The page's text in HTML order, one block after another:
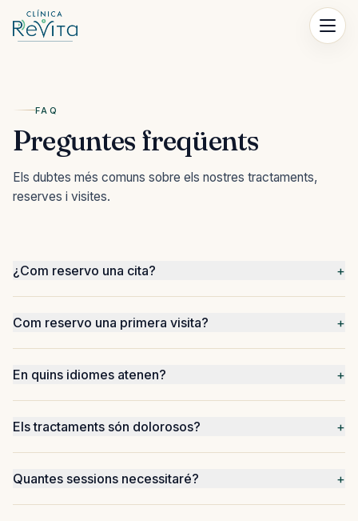
Saltar al contingut
FAQ
Preguntes freqüents
Els dubtes més comuns sobre els nostres tractaments,
reserves i visites.
¿Com reservo una cita? +
Com reservo una primera visita? +
En quins idiomes atenen? +
Els tractaments són dolorosos? +
Quantes sessions necessitaré? +